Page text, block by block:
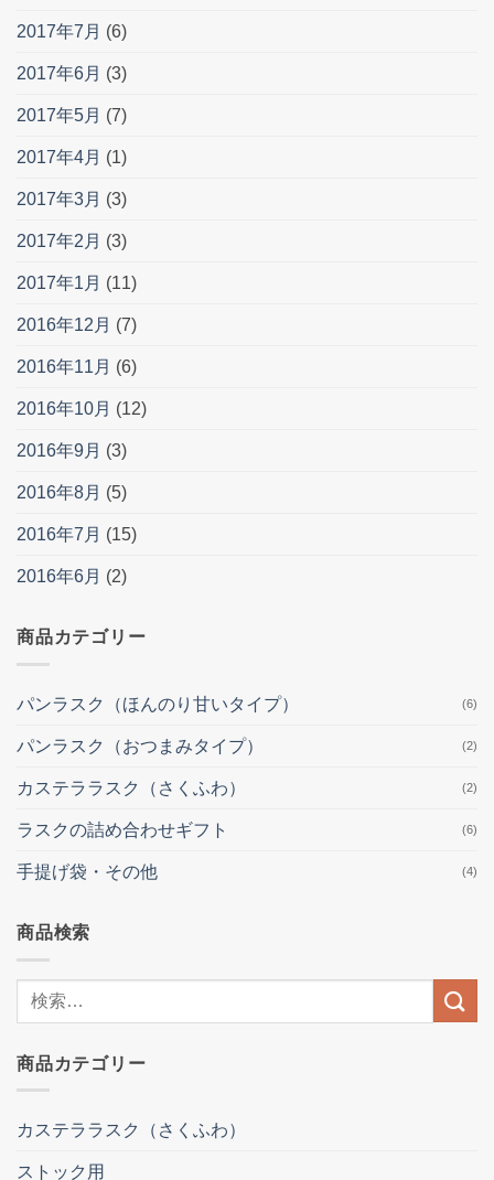
2017年7月 (6)
2017年6月 (3)
2017年5月 (7)
2017年4月 (1)
2017年3月 (3)
2017年2月 (3)
2017年1月 (11)
2016年12月 (7)
2016年11月 (6)
2016年10月 (12)
2016年9月 (3)
2016年8月 (5)
2016年7月 (15)
2016年6月 (2)
商品カテゴリー
パンラスク（ほんのり甘いタイプ） (6)
パンラスク（おつまみタイプ） (2)
カステララスク（さくふわ） (2)
ラスクの詰め合わせギフト (6)
手提げ袋・その他 (4)
商品検索
果:
商品カテゴリー
カステララスク（さくふわ）
ストック用